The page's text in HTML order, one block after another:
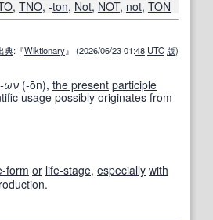
, TNO, -ton, Not, NOT, not, TON
典:『Wiktionary』 (2026/06/23 01:48 UTC 版)
-ων (-ōn), the present participle
usage possibly originates from
form or life-stage, especially with